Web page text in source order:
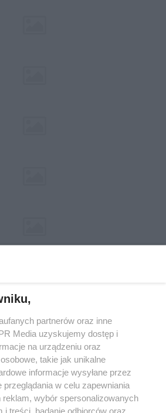
w serwisie nie może być powielany i
rozpowszechniany w jakikolwiek sposób (w
mechaniczny) na jakimkolwiek polu
formie, włącznie z umieszczaniem w
właściciela praw. Jakiekolwiek użycie lub
lub w części z naruszeniem prawa,
jest zabronione pod groźbą kary i może być
partnerów oraz inne
Media uzyskujemy dostęp i
na urządzeniu oraz
takie jak unikalne
informacje wysyłane przez
przeglądania w celu zapewniania
wybór spersonalizowanych
i treści, badanie odbiorców oraz